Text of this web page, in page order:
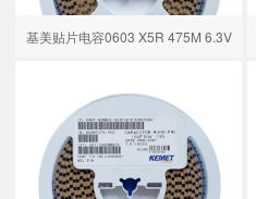
基美贴片电容0603 X5R 475M 6.3V